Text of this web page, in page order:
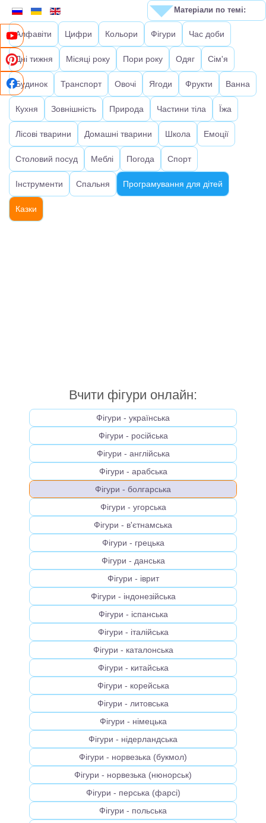
Алфавіти Цифри Кольори Фігури Час доби
Дні тижня Місяці року Пори року Одяг Сім'я
Будинок Транспорт Овочі Ягоди Фрукти Ванна
Кухня Зовнішність Природа Частини тіла Їжа
Лісові тварини Домашні тварини Школа Емоції
Столовий посуд Меблі Погода Спорт
Інструменти Спальня Програмування для дітей
Казки
Вчити фігури онлайн:
Фігури - українська
Фігури - російська
Фігури - англійська
Фігури - арабська
Фігури - болгарська
Фігури - угорська
Фігури - в'єтнамська
Фігури - грецька
Фігури - данська
Фігури - іврит
Фігури - індонезійська
Фігури - іспанська
Фігури - італійська
Фігури - каталонська
Фігури - китайська
Фігури - корейська
Фігури - литовська
Фігури - німецька
Фігури - нідерландська
Фігури - норвезька (букмол)
Фігури - норвезька (нюнорськ)
Фігури - перська (фарсі)
Фігури - польська
Матеріали по темі: